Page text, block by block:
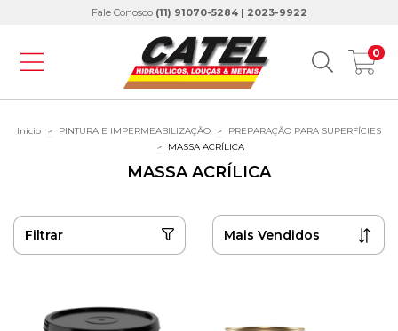
Fale Conosco (11) 91070-5284 | 2023-9922
0
Início > PINTURA E IMPERMEABILIZAÇÃO >
PREPARAÇÃO PARA SUPERFÍCIES
>
MASSA ACRÍLICA
MASSA ACRÍLICA
Filtrar